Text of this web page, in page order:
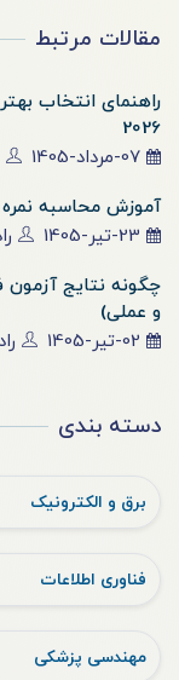
مقالات مرتبط
راهنمای انتخاب
2026
07-مرداد-1405
آموزش محاسبه
23-تیر-1405
چگونه نتایج آزمون
و عملی)
02-تیر-1405
دسته بندی
برق و الکترونیک
فناوری اطلاعات
مهندسی پزشکی